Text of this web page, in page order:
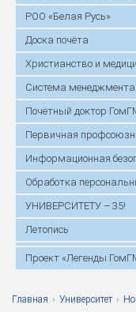
РОО «Белая Русь»
Доска почёта
Христианство и
Система менеджмента
Почётный доктор
Первичная
Информационная
Обработка
УНИВЕРСИТЕТУ – 35!
Летопись
Проект «Легенды
Главная › Университет ›